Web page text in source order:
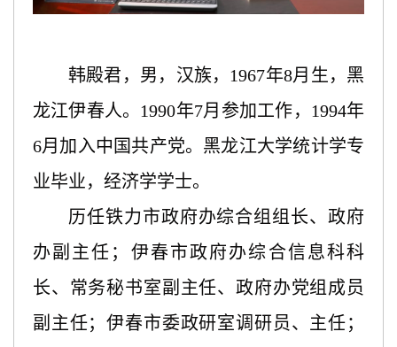
韩殿君 ，男， 汉族， 1967年8月生，黑
龙江伊春人。 1990年7月参加工作， 1994年
6月加入中国共产党。 黑龙江大学统计学专
业毕业， 经济学学士。
历任铁力市政府办综合组组长、政府
办副主任 ；
伊春市政府办综合信息科科
长、常务秘书室副主任、政府办党组成员
副主任； 伊春市委政研室调研员、主任；